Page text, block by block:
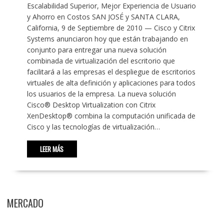
Escalabilidad Superior, Mejor Experiencia de Usuario
y Ahorro en Costos SAN JOSÉ y SANTA CLARA,
California, 9 de Septiembre de 2010 — Cisco y Citrix
Systems anunciaron hoy que están trabajando en
conjunto para entregar una nueva solución
combinada de virtualización del escritorio que
facilitará a las empresas el despliegue de escritorios
virtuales de alta definición y aplicaciones para todos
los usuarios de la empresa. La nueva solución
Cisco® Desktop Virtualization con Citrix
XenDesktop® combina la computación unificada de
Cisco y las tecnologías de virtualización…
LEER MÁS
MERCADO